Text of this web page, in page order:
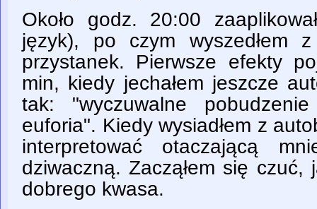
Około godz. 20:00
język), po czym wyszedłem
przystanek. Pierwsze efekty
min, kiedy jechałem jeszcze
tak: "wyczuwalne
euforia". Kiedy wysiadłem z
interpretować otaczającą
dziwaczną. Zacząłem się czuć,
dobrego kwasa.